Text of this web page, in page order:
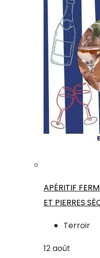
APÉRITIF
ET PIERRES
Terroir
12août